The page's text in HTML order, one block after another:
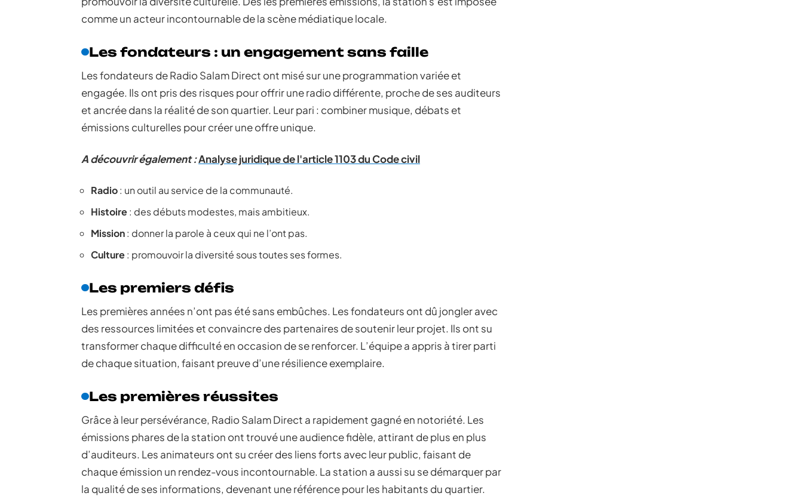
comme un acteur incontournable de la scène médiatique locale.
Les fondateurs : un engagement sans faille
Les fondateurs de Radio Salam Direct ont misé sur une programmation variée et
engagée. Ils ont pris des risques pour offrir une radio différente, proche de ses auditeurs
et ancrée dans la réalité de son quartier. Leur pari : combiner musique, débats et
émissions culturelles pour créer une offre unique.
A découvrir également :Analyse juridique de l'article 1103 du Code civil
Radio: un outil au service de la communauté.
Histoire: des débuts modestes, mais ambitieux.
Mission: donner la parole à ceux qui ne l’ont pas.
Culture: promouvoir la diversité sous toutes ses formes.
Les premiers défis
Les premières années n’ont pas été sans embûches. Les fondateurs ont dû jongler avec
des ressources limitées et convaincre des partenaires de soutenir leur projet. Ils ont su
transformer chaque difficulté en occasion de se renforcer. L’équipe a appris à tirer parti
de chaque situation, faisant preuve d’une résilience exemplaire.
Les premières réussites
Grâce à leur persévérance, Radio Salam Direct a rapidement gagné en notoriété. Les
émissions phares de la station ont trouvé une audience fidèle, attirant de plus en plus
d’auditeurs. Les animateurs ont su créer des liens forts avec leur public, faisant de
chaque émission un rendez-vous incontournable. La station a aussi su se démarquer par
la qualité de ses informations, devenant une référence pour les habitants du quartier.